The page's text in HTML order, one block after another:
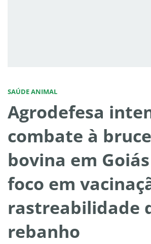
SAÚDE ANIMAL
Agrodefesa
combate à
bovina em
foco em
rastreabilidade
rebanho